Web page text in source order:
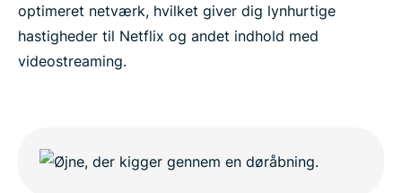
optimeret netværk, hvilket giver dig lynhurtige
hastigheder til Netflix og andet indhold med
videostreaming.